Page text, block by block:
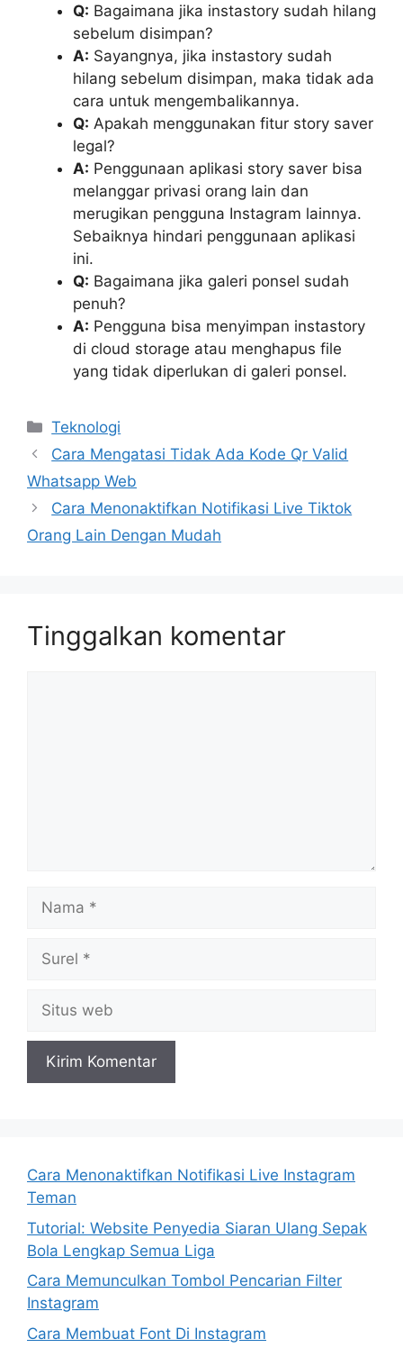
Q: Bagaimana jika instastory sudah hilang
sebelum disimpan?
A: Sayangnya, jika instastory sudah
hilang sebelum disimpan, maka tidak ada
cara untuk mengembalikannya.
Q: Apakah menggunakan fitur story saver
legal?
A: Penggunaan aplikasi story saver bisa
melanggar privasi orang lain dan
merugikan pengguna Instagram lainnya.
Sebaiknya hindari penggunaan aplikasi
ini.
Q: Bagaimana jika galeri ponsel sudah
penuh?
A: Pengguna bisa menyimpan instastory
di cloud storage atau menghapus file
yang tidak diperlukan di galeri ponsel.
Kategori
Teknologi
Cara Mengatasi Tidak Ada Kode Qr Valid
Whatsapp Web
Cara Menonaktifkan Notifikasi Live Tiktok
Orang Lain Dengan Mudah
Tinggalkan komentar
Nama
Surel
Situs
web
Cara Menonaktifkan Notifikasi Live Instagram
Teman
Tutorial: Website Penyedia Siaran Ulang Sepak
Bola Lengkap Semua Liga
Cara Memunculkan Tombol Pencarian Filter
Instagram
Cara Membuat Font Di Instagram